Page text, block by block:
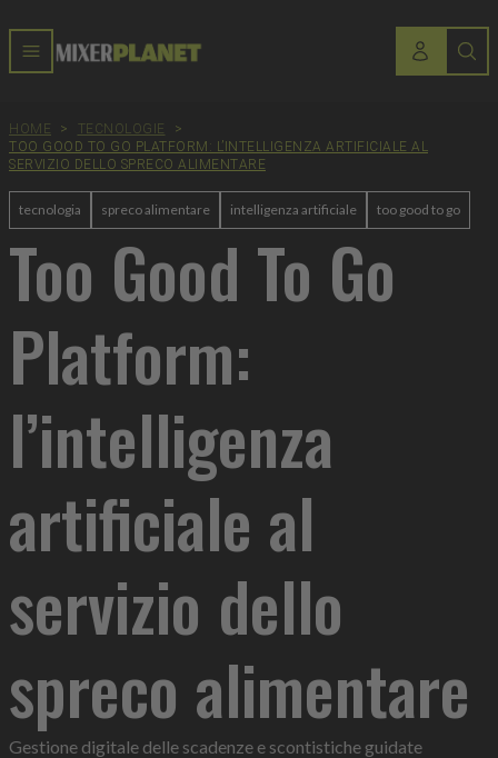
HOME > TECNOLOGIE
>
TOO GOOD TO GO PLATFORM: L’INTELLIGENZA ARTIFICIALE AL
SERVIZIO DELLO SPRECO ALIMENTARE
tecnologia spreco alimentare intelligenza artificiale too good to go
Too Good To Go
Platform:
l’intelligenza
artificiale al
servizio dello
spreco alimentare
Gestione digitale delle scadenze e scontistiche guidate